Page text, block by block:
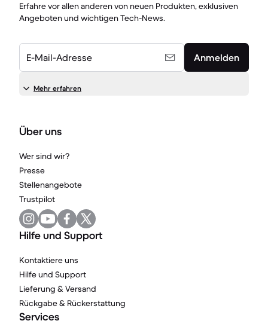
Erfahre vor allen anderen von neuen Produkten, exklusiven
Angeboten und wichtigen Tech-News.
E-Mail-Adresse Anmelden
Mehr erfahren
Über uns
Wer sind wir?
Presse
Stellenangebote
Trustpilot
Hilfe und Support
Kontaktiere uns
Hilfe und Support
Lieferung & Versand
Rückgabe & Rückerstattung
Services